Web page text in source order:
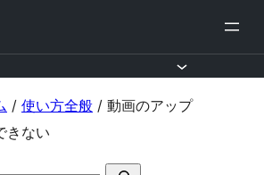
/ 使い方全般 / 動画のアップ
きない